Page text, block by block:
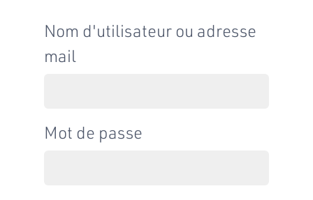
Nom d'utilisateur ou adresse
mail
Mot de passe